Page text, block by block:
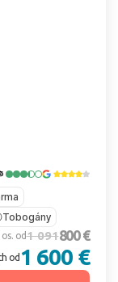
Tobogány
os. od1 091800 €
od 1 600 €